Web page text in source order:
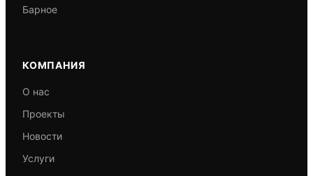
Барное
КОМПАНИЯ
О нас
Проекты
Новости
Услуги